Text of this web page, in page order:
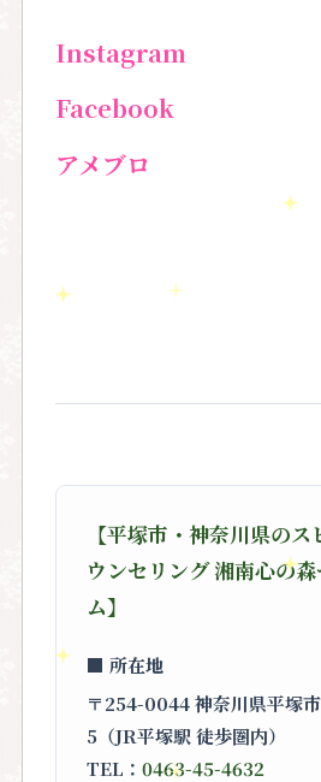
Instagram
Facebook
アメブロ
【平塚市・神奈川県の
ウンセリング 湘南心の
ム】
■ 所在地
〒254-0044 神奈川県平塚
5（JR平塚駅 徒歩圏内）
TEL： 0463-45-4632